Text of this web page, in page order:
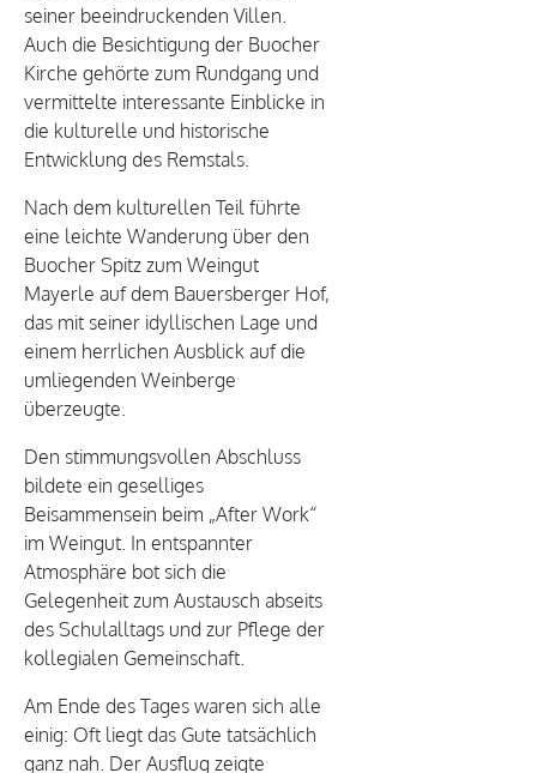
seiner beeindruckenden Villen.
Auch die Besichtigung der Buocher
Kirche gehörte zum Rundgang und
vermittelte interessante Einblicke in
die kulturelle und historische
Entwicklung des Remstals.
Nach dem kulturellen Teil führte
eine leichte Wanderung über den
Buocher Spitz zum Weingut
Mayerle auf dem Bauersberger Hof,
das mit seiner idyllischen Lage und
einem herrlichen Ausblick auf die
umliegenden Weinberge
überzeugte.
Den stimmungsvollen Abschluss
bildete ein geselliges
Beisammensein beim „After Work“
im Weingut. In entspannter
Atmosphäre bot sich die
Gelegenheit zum Austausch abseits
des Schulalltags und zur Pflege der
kollegialen Gemeinschaft.
Am Ende des Tages waren sich alle
einig: Oft liegt das Gute tatsächlich
ganz nah. Der Ausflug zeigte